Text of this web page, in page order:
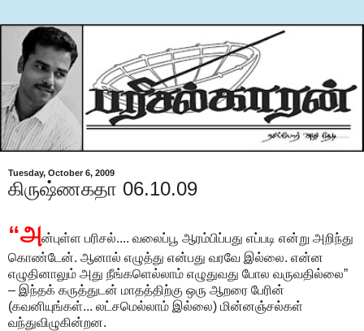
Tuesday, October 6, 2009
கிருஷ்ணகதா 06.10.09
“அன்புள்ள பரிசல்.... வலைப்பூ ஆரம்பிப்பது எப்படி என்று அறிந்து
கொண்டேன். ஆனால் எழுத்து என்பது வரவே இல்லை. என்ன
எழுதினாலும் அது நீங்களெல்லாம் எழுதுவது போல வருவதில்லை”
– இந்தக் கருத்துடன் மாதத்திற்கு ஒரு ஆறரை பேரின்
(கவனியுங்கள்... லட்சமெல்லாம் இல்லை) மின்னஞ்சல்கள்
வந்துவிழுகின்றன.